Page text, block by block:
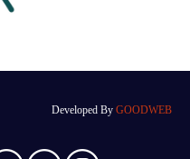
Developed By GOODWEB